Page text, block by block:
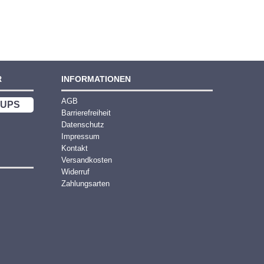
UPS
INFORMATIONEN
AGB
Barrierefreiheit
Datenschutz
Impressum
Kontakt
Versandkosten
Widerruf
Zahlungsarten